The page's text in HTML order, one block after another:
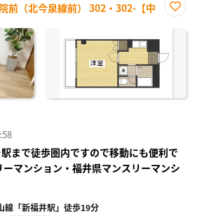
前（北今泉線前） 302・302-【中
に入
録
まで徒歩圏内ですので移動にも便利で
マンション・福井県マンスリーマンシ
線「新福井駅」徒歩19分